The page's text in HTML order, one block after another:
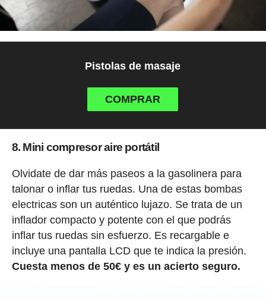
Pistolas de masaje
COMPRAR
8. Mini compresor aire portátil
Olvidate de dar más paseos a la gasolinera para
talonar o inflar tus ruedas. Una de estas bombas
electricas son un auténtico lujazo. Se trata de un
inflador compacto y potente con el que podrás
inflar tus ruedas sin esfuerzo. Es recargable e
incluye una pantalla LCD que te indica la presión.
Cuesta menos de 50€ y es un acierto seguro.